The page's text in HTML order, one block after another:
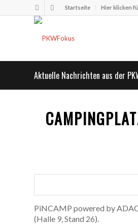
Startseite Hier klicken
Aktuelle Nachrichten aus der
PiNCAMP powered by
(Halle 9, Stand 26).